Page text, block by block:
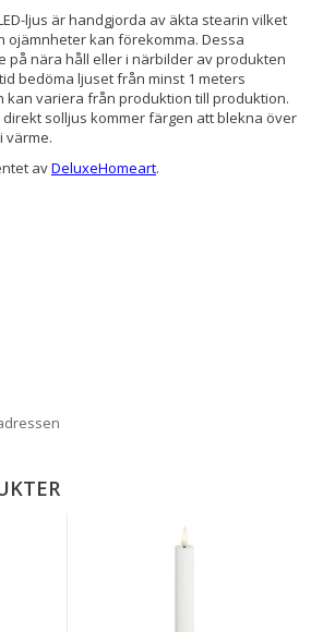
ljus är handgjorda av äkta stearin vilket
ojämnheter kan förekomma. Dessa
på nära håll eller i närbilder av produkten
bedöma ljuset från minst 1 meters
kan variera från produktion till produktion.
direkt solljus kommer färgen att blekna över
värme.
avDeluxeHomeart.